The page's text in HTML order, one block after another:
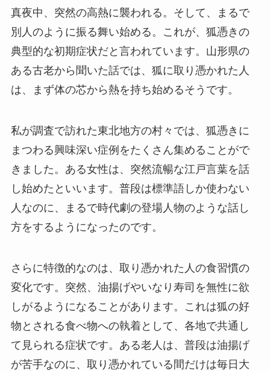
真夜中、突然の高熱に襲われる。そして、まるで
別人のように振る舞い始める。これが、狐憑きの
典型的な初期症状だと言われています。山形県の
ある古老から聞いた話では、狐に取り憑かれた人
は、まず体の芯から熱を持ち始めるそうです。
私が調査で訪れた東北地方の村々では、狐憑きに
まつわる興味深い症例をたくさん集めることがで
きました。ある女性は、突然流暢な江戸言葉を話
し始めたといいます。普段は標準語しか使わない
人なのに、まるで時代劇の登場人物のような話し
方をするようになったのです。
さらに特徴的なのは、取り憑かれた人の食習慣の
変化です。突然、油揚げやいなり寿司を無性に欲
しがるようになることがあります。これは狐の好
物とされる食べ物への執着として、各地で共通し
て見られる症状です。ある老人は、普段は油揚げ
が苦手なのに、取り憑かれている間だけは毎日大